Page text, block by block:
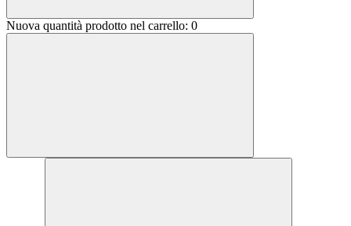
Nuova quantità prodotto nel carrello: 0